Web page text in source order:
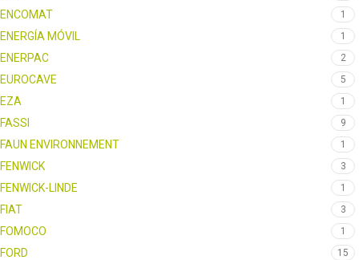
ENCOMAT 1
ENERGÍA MÓVIL 1
ENERPAC 2
EUROCAVE 5
EZA 1
FASSI 9
FAUN ENVIRONNEMENT 1
FENWICK 3
FENWICK-LINDE 1
FIAT 3
FOMOCO 1
FORD 15